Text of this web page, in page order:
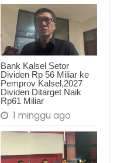
Bank Kalsel Setor
Dividen Rp 56 Miliar ke
Pemprov Kalsel,2027
Dividen Ditarget Naik
Rp61 Miliar
1 minggu ago